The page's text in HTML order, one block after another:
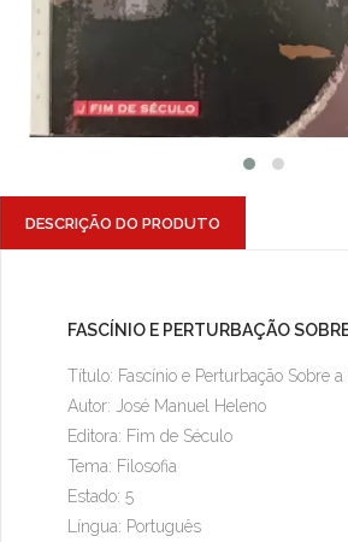
DESCRIÇÃO DO PRODUTO
FASCÍNIO E PERTURBAÇÃO
Título: Fascínio e Perturbação Sobre
Autor: José Manuel Heleno
Editora: Fim de Século
Tema: Filosofia
Estado: 5
Língua: Português